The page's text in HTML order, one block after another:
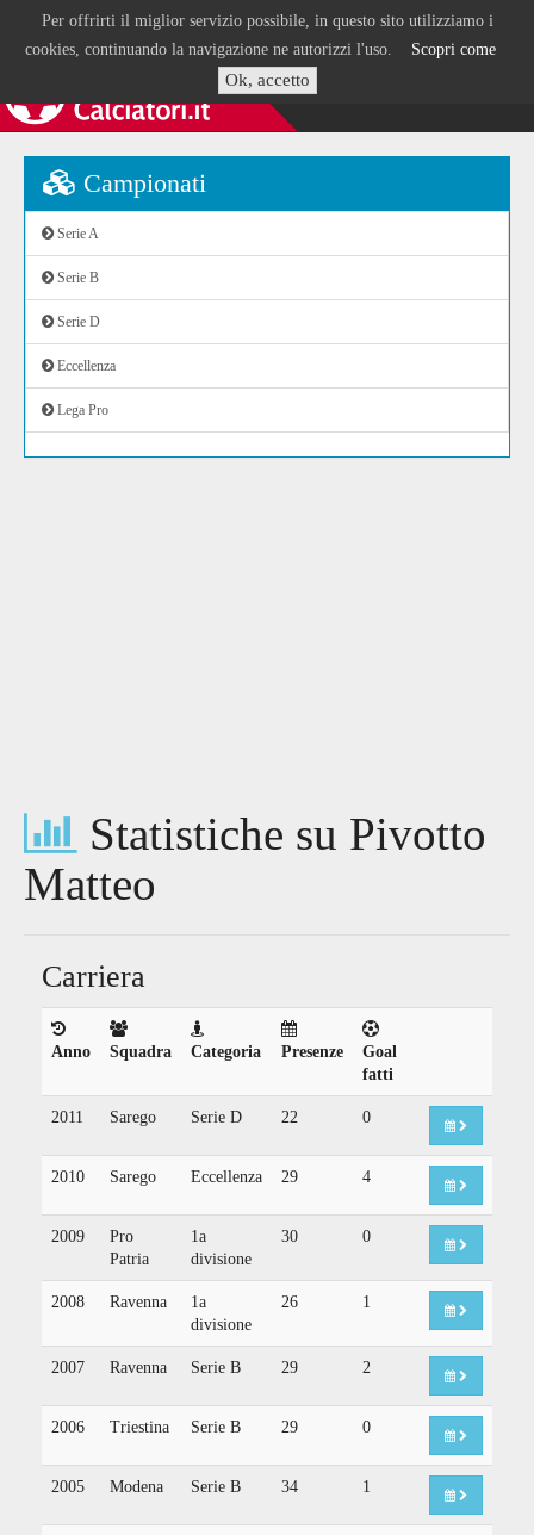
Per offrirti il miglior servizio possibile, in questo sito utilizziamo i
cookies, continuando la navigazione ne autorizzi l'uso. Scopri come
Ok, accetto
Campionati
Serie A
Serie B
Serie D
Eccellenza
Lega Pro
Statistiche su Pivotto
Matteo
Carriera
Anno Squadra Categoria Presenze
Goal
fatti
2011 Sarego Serie D 22 0
2010 Sarego Eccellenza 29 4
2009
Pro
Patria
1a
divisione
30 0
2008 Ravenna
1a
divisione
26 1
2007 Ravenna Serie B 29 2
2006 Triestina Serie B 29 0
2005 Modena Serie B 34 1